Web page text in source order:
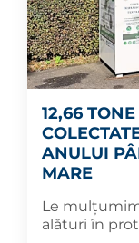
12,66
ANULUI
MARE
Le
alături în